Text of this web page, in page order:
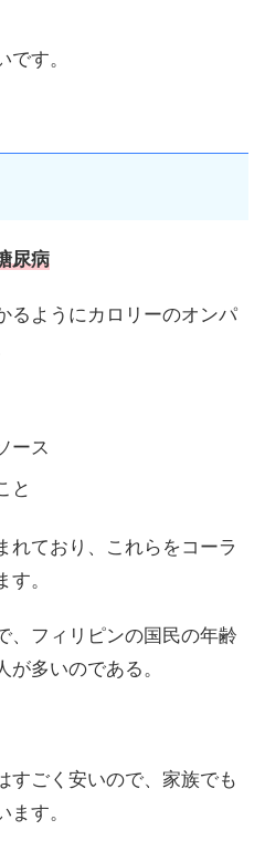
す。
尿病
るようにカロリーのオンパ
ース
と
れており、これらをコーラ
。
、フィリピンの国民の年齢
多いのである。
すごく安いので、家族でも
す。